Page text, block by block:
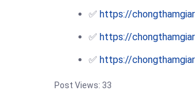
✅ https://
✅ https://
✅ https://
Post Views: 33